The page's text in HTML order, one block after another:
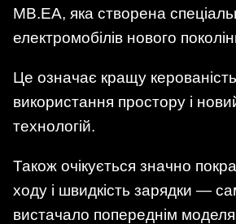
MB.EA, яка створена
електромобілів нового
Це означає кращу
використання простору і
технологій.
Також очікується значно
ходу і швидкість зарядки —
вистачало попереднім